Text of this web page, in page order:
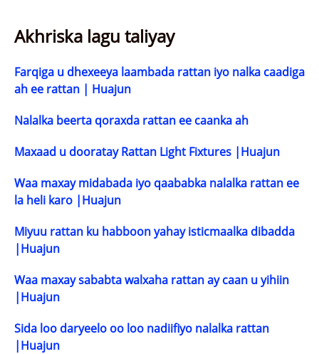
Akhriska lagu taliyay
Farqiga u dhexeeya laambada rattan iyo nalka caadiga
ah ee rattan | Huajun
Nalalka beerta qoraxda rattan ee caanka ah
Maxaad u dooratay Rattan Light Fixtures |Huajun
Waa maxay midabada iyo qaababka nalalka rattan ee
la heli karo |Huajun
Miyuu rattan ku habboon yahay isticmaalka dibadda
|Huajun
Waa maxay sababta walxaha rattan ay caan u yihiin
|Huajun
Sida loo daryeelo oo loo nadiifiyo nalalka rattan
|Huajun